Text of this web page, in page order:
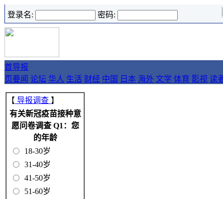
登录名: 密码:
首
页
导报
要闻 论坛 华人 生活 财经 中国 日本 海外 文学 体育 影视 读
【 导报调查 】
有关新冠疫苗接种意
愿问卷调查 Q1：您
的年龄
18-30岁
31-40岁
41-50岁
51-60岁